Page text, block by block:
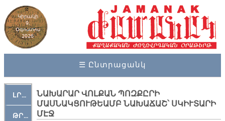
Կիրակի
9,
Օգոստոս
2026
☰ Ընտրացանկ
ԼՐԱՀՈՍ
ԹՐՔԱՀԱՅ ԿԵԱՆՔ
ՆԱԽԱՐԱՐ ՎՈԼՔԱՆ ՊՈԶՔԸՐԻ
ՄԱՍՆԱԿՑՈՒԹԵԱՄԲ ՆԱԽԱՃԱՇ՝ ՍԿԻՒՏԱՐԻ
ՄԷՋ